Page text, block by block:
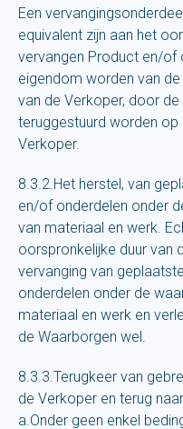
Een
equivalent zijn aan het
vervangen Product en/of
eigendom worden van
van de Verkoper, door
teruggestuurd worden
Verkoper.
8.3.2.Het herstel, van
en/of onderdelen onder
van materiaal en werk.
oorspronkelijke duur van
vervanging van
onderdelen onder de
materiaal en werk en
de Waarborgen wel.
8.3.3.Terugkeer van
de Verkoper en terug
a.Onder geen enkel